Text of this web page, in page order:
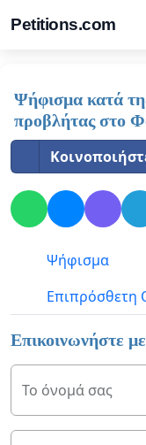
Petitions.com
Ψήφισμα κατά
προβλήτας στο
Ψήφισμα
Επιπρόσθετη
Επικοινωνήστε
Το όνομά σας